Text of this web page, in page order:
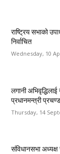
राष्ट्रिय सभाको
निर्वाचित
Wednesday, 10
लगानी
प्रधानमन्त्री
Thursday, 14
संविधानसभा